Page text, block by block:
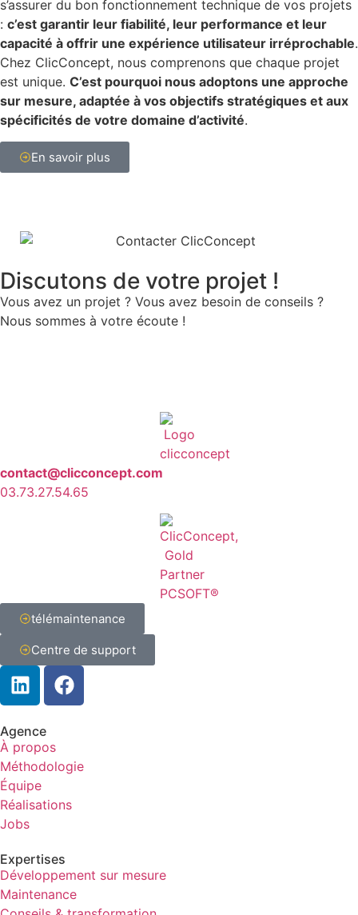
s’assurer du bon fonctionnement technique de vos projets
: c’est garantir leur fiabilité, leur performance et leur
capacité à offrir une expérience utilisateur irréprochable.
Chez ClicConcept, nous comprenons que chaque projet
est unique. C’est pourquoi nous adoptons une approche
sur mesure, adaptée à vos objectifs stratégiques et aux
spécificités de votre domaine d’activité.
En savoir plus
Discutons de votre projet !
Vous avez un projet ? Vous avez besoin de conseils ?
Nous sommes à votre écoute !
contact@clicconcept.com
03.73.27.54.65
télémaintenance
Centre de support
Agence
À propos
Méthodologie
Équipe
Réalisations
Jobs
Expertises
Développement sur mesure
Maintenance